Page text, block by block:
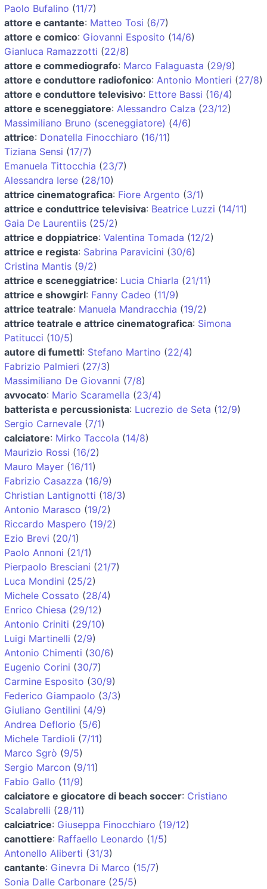
Paolo Bufalino (11/7)
attore e cantante: Matteo Tosi (6/7)
attore e comico: Giovanni Esposito (14/6)
Gianluca Ramazzotti (22/8)
attore e commediografo: Marco Falaguasta (29/9)
attore e conduttore radiofonico: Antonio Montieri (27/8)
attore e conduttore televisivo: Ettore Bassi (16/4)
attore e sceneggiatore: Alessandro Calza (23/12)
Massimiliano Bruno (sceneggiatore) (4/6)
attrice: Donatella Finocchiaro (16/11)
Tiziana Sensi (17/7)
Emanuela Tittocchia (23/7)
Alessandra Ierse (28/10)
attrice cinematografica: Fiore Argento (3/1)
attrice e conduttrice televisiva: Beatrice Luzzi (14/11)
Gaia De Laurentiis (25/2)
attrice e doppiatrice: Valentina Tomada (12/2)
attrice e regista: Sabrina Paravicini (30/6)
Cristina Mantis (9/2)
attrice e sceneggiatrice: Lucia Chiarla (21/11)
attrice e showgirl: Fanny Cadeo (11/9)
attrice teatrale: Manuela Mandracchia (19/2)
attrice teatrale e attrice cinematografica: Simona
Patitucci (10/5)
autore di fumetti: Stefano Martino (22/4)
Fabrizio Palmieri (27/3)
Massimiliano De Giovanni (7/8)
avvocato: Mario Scaramella (23/4)
batterista e percussionista: Lucrezio de Seta (12/9)
Sergio Carnevale (7/1)
calciatore: Mirko Taccola (14/8)
Maurizio Rossi (16/2)
Mauro Mayer (16/11)
Fabrizio Casazza (16/9)
Christian Lantignotti (18/3)
Antonio Marasco (19/2)
Riccardo Maspero (19/2)
Ezio Brevi (20/1)
Paolo Annoni (21/1)
Pierpaolo Bresciani (21/7)
Luca Mondini (25/2)
Michele Cossato (28/4)
Enrico Chiesa (29/12)
Antonio Criniti (29/10)
Luigi Martinelli (2/9)
Antonio Chimenti (30/6)
Eugenio Corini (30/7)
Carmine Esposito (30/9)
Federico Giampaolo (3/3)
Giuliano Gentilini (4/9)
Andrea Deflorio (5/6)
Michele Tardioli (7/11)
Marco Sgrò (9/5)
Sergio Marcon (9/11)
Fabio Gallo (11/9)
calciatore e giocatore di beach soccer: Cristiano
Scalabrelli (28/11)
calciatrice: Giuseppa Finocchiaro (19/12)
canottiere: Raffaello Leonardo (1/5)
Antonello Aliberti (31/3)
cantante: Ginevra Di Marco (15/7)
Sonia Dalle Carbonare (25/5)